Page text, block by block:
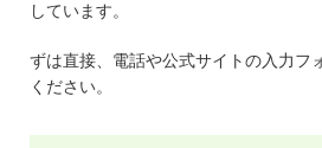
しています。
ずは直接、電話や公式サイトの入力フ
ください。